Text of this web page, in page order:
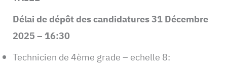
Délai de dépôt des candidatures 31 Décembre
2025 – 16:30
Technicien de 4ème grade – echelle 8: